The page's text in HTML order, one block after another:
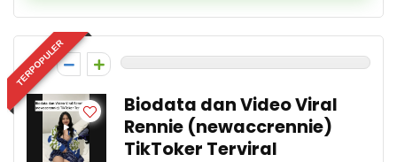
TERPOPULER
0
Biodata dan Video Viral
Rennie (newaccrennie)
TikToker Terviral